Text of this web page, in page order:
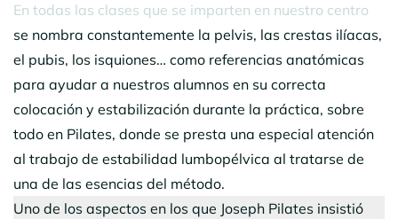
En todas las clases que se imparten en nuestro centro
se nombra constantemente la pelvis, las crestas ilíacas,
el pubis, los isquiones… como referencias anatómicas
para ayudar a nuestros alumnos en su correcta
colocación y estabilización durante la práctica, sobre
todo en Pilates, donde se presta una especial atención
al trabajo de estabilidad lumbopélvica al tratarse de
una de las esencias del método.
Uno de los aspectos en los que Joseph Pilates insistió